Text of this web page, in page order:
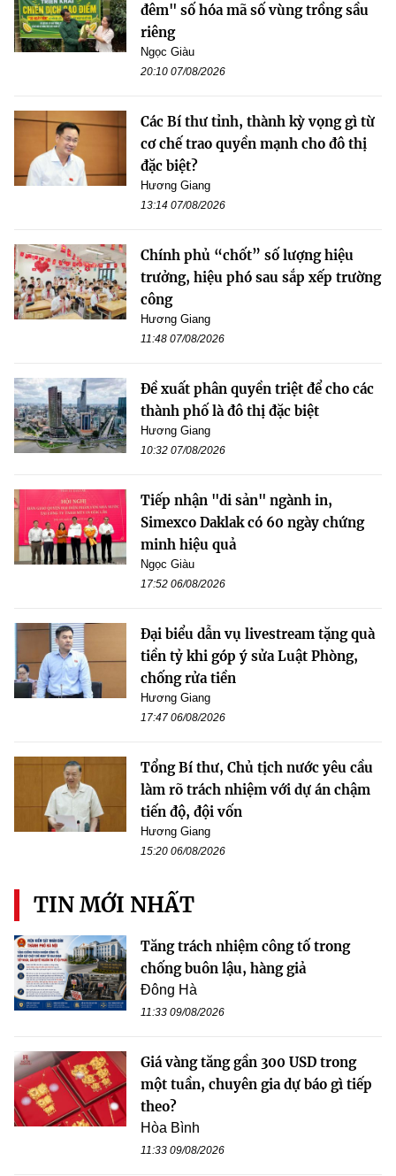
đêm" số hóa mã số vùng trồng sầu
riêng
Ngọc Giàu
20:10 07/08/2026
Các Bí thư tỉnh, thành kỳ vọng gì từ
cơ chế trao quyền mạnh cho đô thị
đặc biệt?
Hương Giang
13:14 07/08/2026
Chính phủ “chốt” số lượng hiệu
trưởng, hiệu phó sau sắp xếp trường
công
Hương Giang
11:48 07/08/2026
Đề xuất phân quyền triệt để cho các
thành phố là đô thị đặc biệt
Hương Giang
10:32 07/08/2026
Tiếp nhận "di sản" ngành in,
Simexco Daklak có 60 ngày chứng
minh hiệu quả
Ngọc Giàu
17:52 06/08/2026
Đại biểu dẫn vụ livestream tặng quà
tiền tỷ khi góp ý sửa Luật Phòng,
chống rửa tiền
Hương Giang
17:47 06/08/2026
Tổng Bí thư, Chủ tịch nước yêu cầu
làm rõ trách nhiệm với dự án chậm
tiến độ, đội vốn
Hương Giang
15:20 06/08/2026
TIN MỚI NHẤT
Tăng trách nhiệm công tố trong
chống buôn lậu, hàng giả
Đông Hà
11:33 09/08/2026
Giá vàng tăng gần 300 USD trong
một tuần, chuyên gia dự báo gì tiếp
theo?
Hòa Bình
11:33 09/08/2026